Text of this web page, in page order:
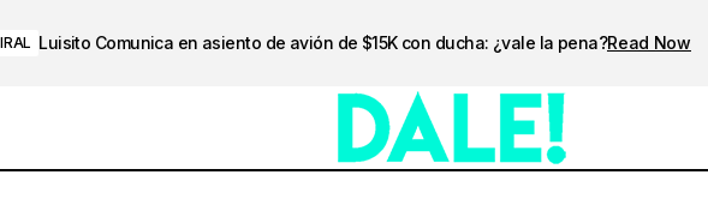
Luisito Comunica en asiento de avión de $15K con ducha: ¿vale la pena?Read Now